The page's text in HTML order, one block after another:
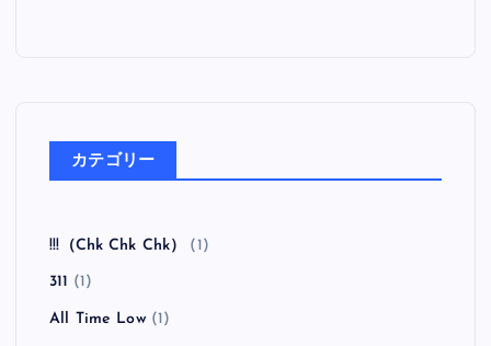
カテゴリー
!!!（Chk Chk Chk） (1)
311 (1)
All Time Low(1)